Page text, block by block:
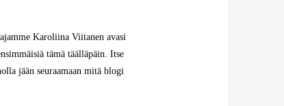
Karoliina Viitanen avasi
tämä täälläpäin. Itse
jään seuraamaan mitä blogi